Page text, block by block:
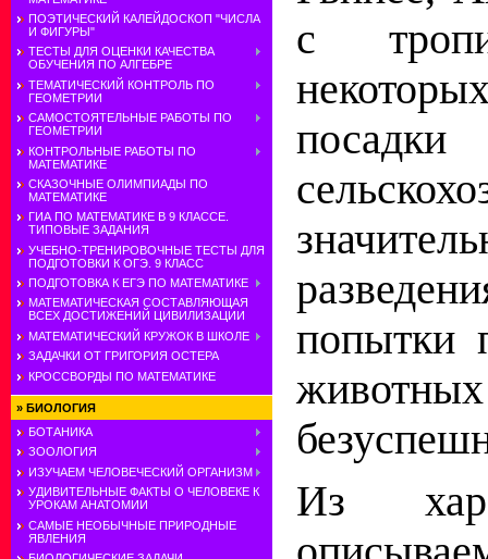
ПОЭТИЧЕСКИЙ КАЛЕЙДОСКОП "ЧИСЛА
И ФИГУРЫ"
ТЕСТЫ ДЛЯ ОЦЕНКИ КАЧЕСТВА
ОБУЧЕНИЯ ПО АЛГЕБРЕ
ТЕМАТИЧЕСКИЙ КОНТРОЛЬ ПО
ГЕОМЕТРИИ
САМОСТОЯТЕЛЬНЫЕ РАБОТЫ ПО
ГЕОМЕТРИИ
КОНТРОЛЬНЫЕ РАБОТЫ ПО
МАТЕМАТИКЕ
СКАЗОЧНЫЕ ОЛИМПИАДЫ ПО
МАТЕМАТИКЕ
ГИА ПО МАТЕМАТИКЕ В 9 КЛАССЕ.
ТИПОВЫЕ ЗАДАНИЯ
УЧЕБНО-ТРЕНИРОВОЧНЫЕ ТЕСТЫ ДЛЯ
ПОДГОТОВКИ К ОГЭ. 9 КЛАСС
ПОДГОТОВКА К ЕГЭ ПО МАТЕМАТИКЕ
МАТЕМАТИЧЕСКАЯ СОСТАВЛЯЮЩАЯ
ВСЕХ ДОСТИЖЕНИЙ ЦИВИЛИЗАЦИИ
МАТЕМАТИЧЕСКИЙ КРУЖОК В ШКОЛЕ
ЗАДАЧКИ ОТ ГРИГОРИЯ ОСТЕРА
КРОССВОРДЫ ПО МАТЕМАТИКЕ
» БИОЛОГИЯ
БОТАНИКА
ЗООЛОГИЯ
ИЗУЧАЕМ ЧЕЛОВЕЧЕСКИЙ ОРГАНИЗМ
УДИВИТЕЛЬНЫЕ ФАКТЫ О ЧЕЛОВЕКЕ К
УРОКАМ АНАТОМИИ
САМЫЕ НЕОБЫЧНЫЕ ПРИРОДНЫЕ
ЯВЛЕНИЯ
с
попытки
Из